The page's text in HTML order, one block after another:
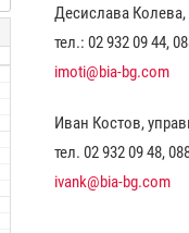
Десислава
тел.: 02 932 09 44,
imoti@bia-bg.com
Иван Костов,
тел. 02 932 09 48,
ivank@bia-bg.com